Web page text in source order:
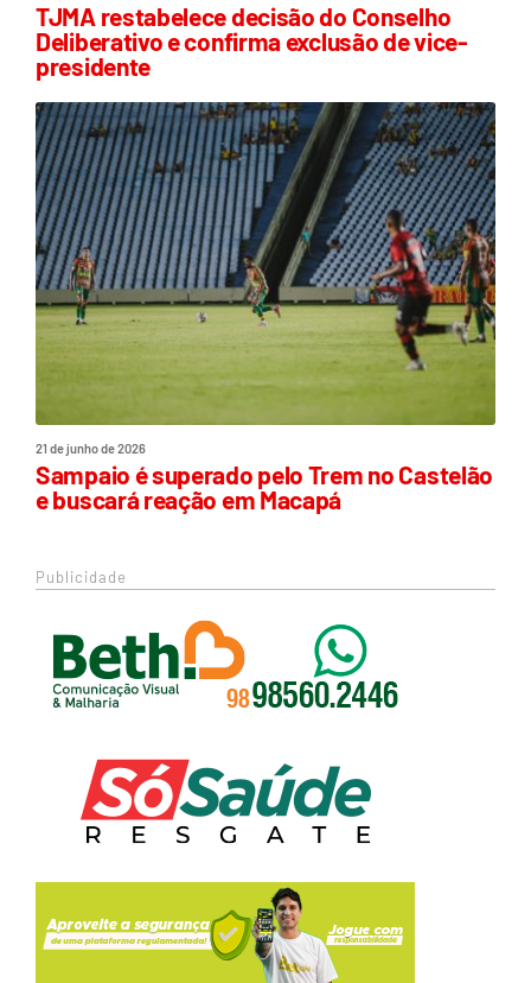
TJMA restabelece decisão do Conselho
Deliberativo e confirma exclusão de vice-
presidente
21 de junho de 2026
Sampaio é superado pelo Trem no Castelão
e buscará reação em Macapá
Publicidade